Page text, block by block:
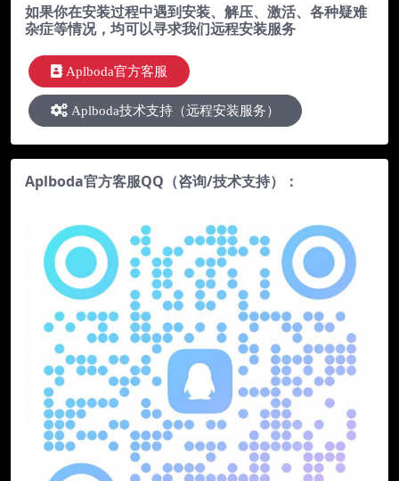
如果你在安装过程中遇到安装、解压、激活、各种疑难
杂症等情况，均可以寻求我们远程安装服务
Aplboda官方客服
Aplboda技术支持（远程安装服务）
Aplboda官方客服QQ（咨询/技术支持）：